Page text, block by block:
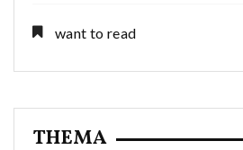
want to read
THEMA